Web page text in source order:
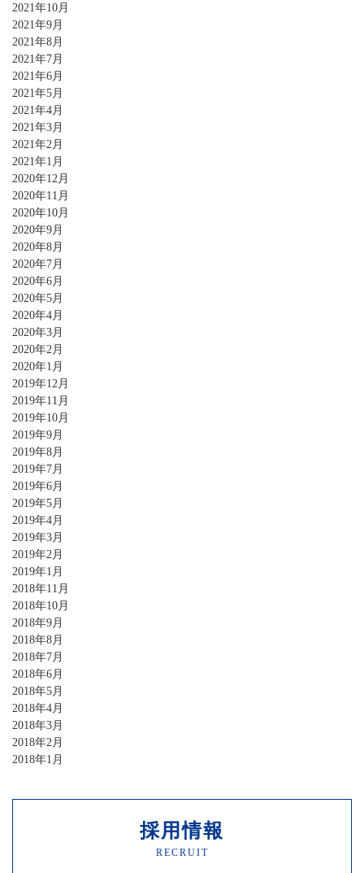
2021年10月
2021年9月
2021年8月
2021年7月
2021年6月
2021年5月
2021年4月
2021年3月
2021年2月
2021年1月
2020年12月
2020年11月
2020年10月
2020年9月
2020年8月
2020年7月
2020年6月
2020年5月
2020年4月
2020年3月
2020年2月
2020年1月
2019年12月
2019年11月
2019年10月
2019年9月
2019年8月
2019年7月
2019年6月
2019年5月
2019年4月
2019年3月
2019年2月
2019年1月
2018年11月
2018年10月
2018年9月
2018年8月
2018年7月
2018年6月
2018年5月
2018年4月
2018年3月
2018年2月
2018年1月
採用情報
RECRUIT